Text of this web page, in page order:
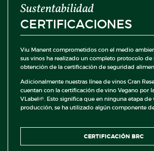
Sustentabilidad
CERTIFICACIONES
Viu Manent comprometidos con el medio
sus vinos ha realizado un completo protocolo de
obtención de la certificación de seguridad
Adicionalmente nuestras línea de vinos Gran
cuentan con la certificación de vino Vegano por
VLabel🌱. Esto significa que en ninguna etapa
producción, se ha utilizado algún componente
CERTIFICACIÓN BRC